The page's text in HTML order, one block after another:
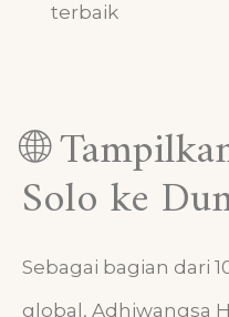
terbaik
🌐
Solo ke
Sebagai bagian dari
global, Adhiwangsa